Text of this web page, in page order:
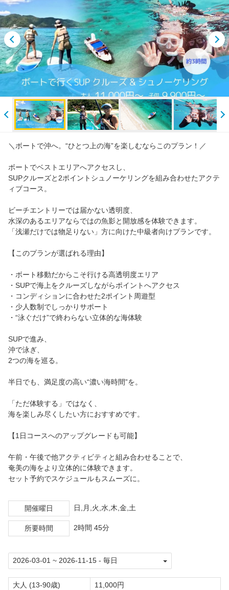
＼ボートで沖へ。“ひとつ上の海”を楽しむならこのプラン！／
ボートでベストエリアへアクセスし、
SUPクルーズと2ポイントシュノーケリングを組み合わせたアクテ
ィブコース。
ビーチエントリーでは届かない透明度、
水深のあるエリアならではの魚影と開放感を体験できます。
「浅瀬だけでは物足りない」方に向けた中級者向けプランです。
【このプランが選ばれる理由】
・ボート移動だからこそ行ける高透明度エリア
・SUPで海上をクルーズしながらポイントへアクセス
・コンディションに合わせた2ポイント周遊型
・少人数制でしっかりサポート
・“泳ぐだけ”で終わらない立体的な海体験
SUPで進み、
沖で泳ぎ、
2つの海を巡る。
半日でも、満足度の高い“濃い海時間”を。
「ただ体験する」ではなく、
海を楽しみ尽くしたい方におすすめです。
【1日コースへのアップグレードも可能】
午前・午後で他アクティビティと組み合わせることで、
奄美の海をより立体的に体験できます。
セット予約でスケジュールもスムーズに。
開催曜日 日,月,火,水,木,金,土
所要時間 2時間 45分
大人 (13-90歳)
11,000円